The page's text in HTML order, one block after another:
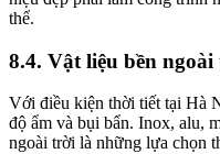
thể.
8.4. Vật liệu bền
Với điều kiện thời tiết tại Hà
độ ẩm và bụi bẩn. Inox, alu,
ngoài trời là những lựa chọn